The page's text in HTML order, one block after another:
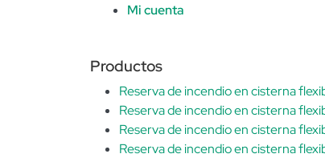
Mi cuenta
Productos
Reserva de incendio en cisterna
Reserva de incendio en cisterna
Reserva de incendio en cisterna
Reserva de incendio en cisterna